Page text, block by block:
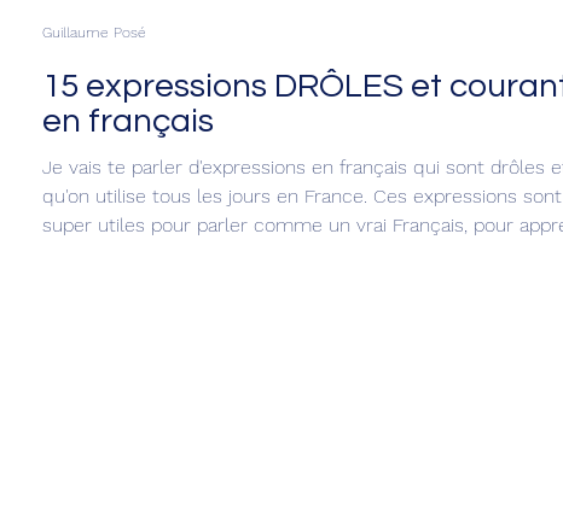
15 expressions DRÔLES et
en français
Je vais te parler d'expressions en français qui sont drôles
qu'on utilise tous les jours en France. Ces expressions sont
super utiles pour parler comme un vrai Français, pour
Guillaume Posé